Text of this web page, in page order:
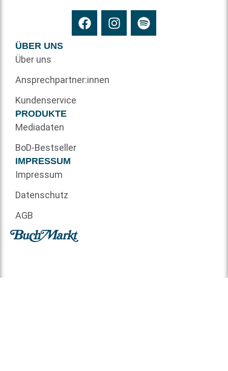
ÜBER UNS
Über uns
Ansprechpartner:innen
Kundenservice
PRODUKTE
Mediadaten
BoD-Bestseller
IMPRESSUM
Impressum
Datenschutz
AGB